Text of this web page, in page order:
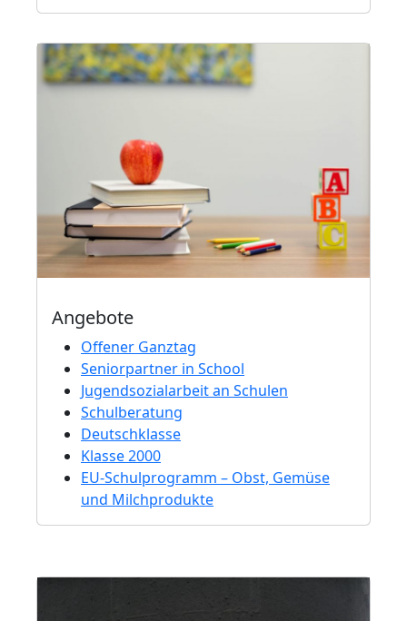
Angebote
Offener Ganztag
Seniorpartner in School
Jugendsozialarbeit an Schulen
Schulberatung
Deutschklasse
Klasse 2000
EU-Schulprogramm – Obst, Gemüse
und Milchprodukte